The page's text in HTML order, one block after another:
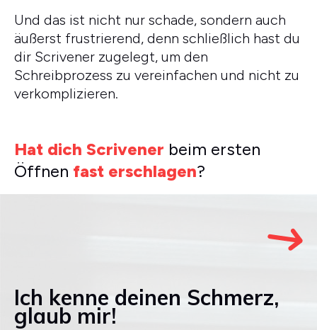
Und das ist nicht nur schade, sondern auch
äußerst frustrierend, denn schließlich hast du
dir Scrivener zugelegt, um den
Schreibprozess zu vereinfachen und nicht zu
verkomplizieren.
Hat dich Scrivener beim ersten
Öffnen fast erschlagen?
Ich kenne deinen Schmerz,
glaub mir!